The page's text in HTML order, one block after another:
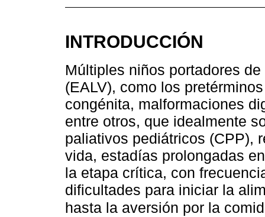
INTRODUCCIÓN
Múltiples niños portadores
(EALV), como los
congénita, malformaciones
entre otros, que idealmente
paliativos pediátricos (CPP),
vida, estadías prolongadas
la etapa crítica, con
dificultades para iniciar la
hasta la aversión por la